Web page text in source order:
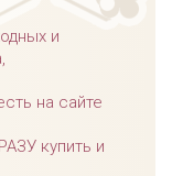
и
на сайте
купить и